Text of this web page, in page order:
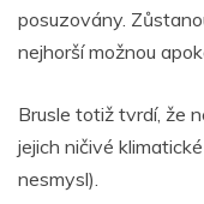
posuzovány.
nejhorší možnou
Brusle totiž tvrdí, že
jejich ničivé
nesmysl).